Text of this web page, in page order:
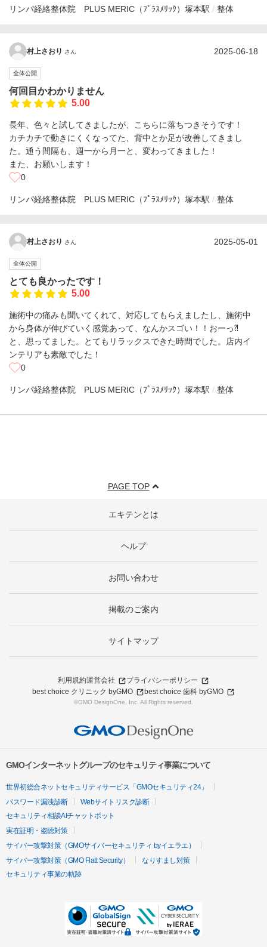
リンパ経絡整体院 PLUS MERIC（ﾌﾟﾗｽﾒﾘｯｸ） 塚本駅 整体
村上さおり さん 2025-06-18
全体公開
何回目かわかりません
5.00
長年、色々と試してきましたが、こちらに落ちつきそうです！
カチカチで動きにくくなってた、背中とか足が改善してきまし
た。通う間隔も、週一から月一と、変わってきました！
また、お願いします！
0
リンパ経絡整体院 PLUS MERIC（ﾌﾟﾗｽﾒﾘｯｸ） 塚本駅 整体
村上さおり さん 2025-05-01
全体公開
とても良かったです！
5.00
施術中の痛みも聞いてくれて、対応してもらえましたし、施術中
から身体が伸びていく感覚あって、なんかスゴい！！おーっ⁈
と、思ってました。とてもリラックスできた時間でした。店内イ
ンテリアも素敵でした！
0
リンパ経絡整体院 PLUS MERIC（ﾌﾟﾗｽﾒﾘｯｸ） 塚本駅 整体
PAGE TOP
エキテンとは
ヘルプ
お問い合わせ
掲載のご案内
サイトマップ
利用規約運営会社
プライバシーポリシー
best choice クリニック byGMO
best choice 歯科 byGMO
©GMO DesignOne, Inc. All Rights reserved.
GMOインターネットグループのセキュリティ事業について
世界初総合ネットセキュリティサービス「GMOセキュリティ24」
パスワード漏洩診断
Webサイトリスク診断
セキュリティ相談AIチャットボット
実在証明・盗聴対策
サイバー攻撃対策（GMOサイバーセキュリティ byイエラエ）
サイバー攻撃対策（GMO Flatt Security）
なりすまし対策
セキュリティ事業の軌跡